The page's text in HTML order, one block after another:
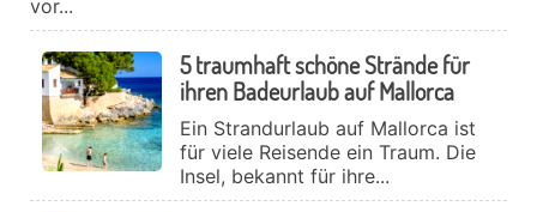
vor...
5 traumhaft schöne Strände für
ihren Badeurlaub auf Mallorca
Ein Strandurlaub auf Mallorca ist
für viele Reisende ein Traum. Die
Insel, bekannt für ihre...